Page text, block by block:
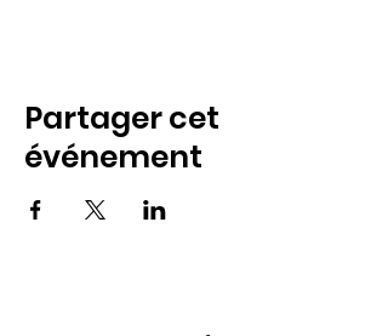
Partager cet
événement